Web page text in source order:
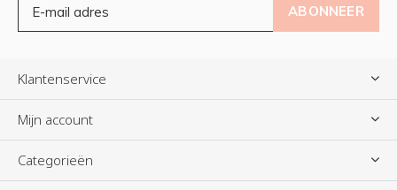
ABONNEER
Klantenservice
Mijn account
Categorieën